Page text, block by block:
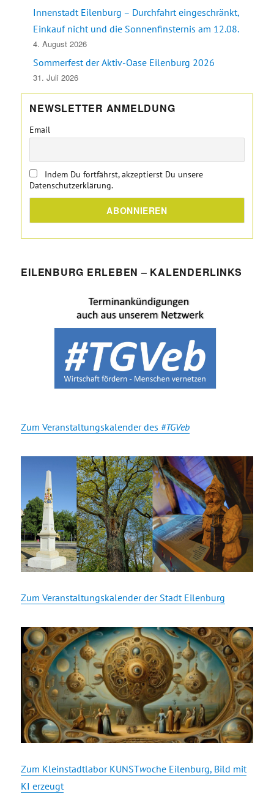
Innenstadt Eilenburg – Durchfahrt eingeschränkt,
Einkauf nicht und die Sonnenfinsternis am 12.08.
4. August 2026
Sommerfest der Aktiv-Oase Eilenburg 2026
31. Juli 2026
NEWSLETTER ANMELDUNG
Email
Indem Du fortfährst, akzeptierst Du unsere
Datenschutzerklärung.
EILENBURG ERLEBEN – KALENDERLINKS
Zum Veranstaltungskalender des #TGVeb
Zum Veranstaltungskalender der Stadt Eilenburg
Zum Kleinstadtlabor KUNSTwoche Eilenburg, Bild mit
KI erzeugt